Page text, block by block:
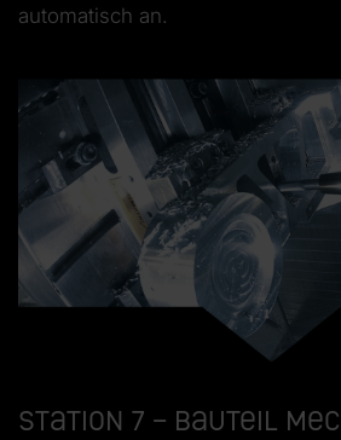
automatisch an.
Station 7 – Bauteil